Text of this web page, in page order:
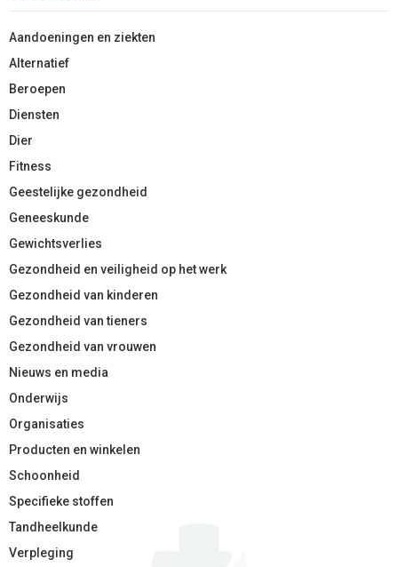
Aandoeningen en ziekten
Alternatief
Beroepen
Diensten
Dier
Fitness
Geestelijke gezondheid
Geneeskunde
Gewichtsverlies
Gezondheid en veiligheid op het werk
Gezondheid van kinderen
Gezondheid van tieners
Gezondheid van vrouwen
Nieuws en media
Onderwijs
Organisaties
Producten en winkelen
Schoonheid
Specifieke stoffen
Tandheelkunde
Verpleging